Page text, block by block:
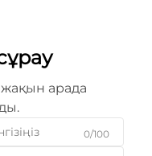
жақын арада
0/100